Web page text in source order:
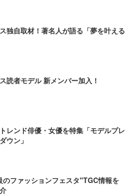
独自取材！著名人が語る「夢を叶える
読者モデル 新メンバー加入！
レンド俳優・女優を特集「モデルプレ
ウン」
のファッションフェスタ"TGC情報を